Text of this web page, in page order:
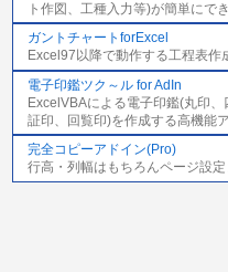
ト作図、工種入力等)が簡単にで
ガントチャートforExcel
Excel97以降で動作する工程表作
電子印鑑ツク～ル for AdIn
ExcelVBAによる電子印鑑(丸印
証印、回覧印)を作成する高機能
完全コピーアドイン(Pro)
行高・列幅はもちろんページ設